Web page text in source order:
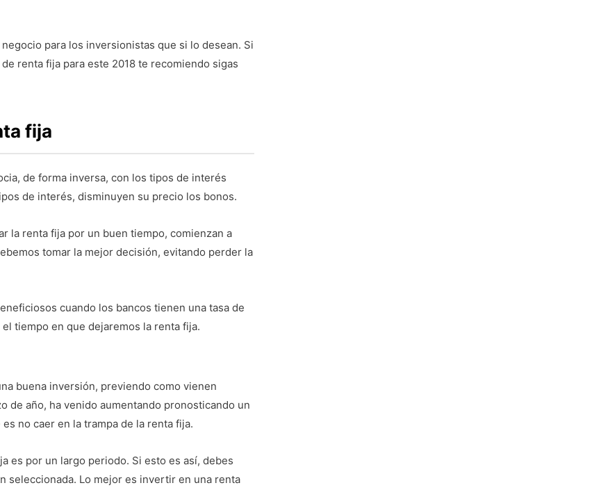
para los inversionistas que si lo desean. Si
renta fija para este 2018 te recomiendo sigas
fija
de forma inversa, con los tipos de interés
de interés, disminuyen su precio los bonos.
la renta fija por un buen tiempo, comienzan a
tomar la mejor decisión, evitando perder la
cuando los bancos tienen una tasa de
tiempo en que dejaremos la renta fija.
buena inversión, previendo como vienen
de año, ha venido aumentando pronosticando un
no caer en la trampa de la renta fija.
es por un largo periodo. Si esto es así, debes
seleccionada. Lo mejor es invertir en una renta